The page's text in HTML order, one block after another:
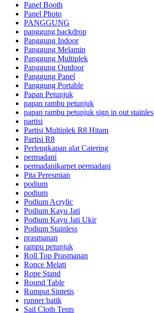
Panel Booth
Panel Photo
PANGGUNG
panggung backdrop
Panggung Indoor
Panggung Melamin
Panggung Multiplek
Panggung Outdoor
Panggung Panel
Panggung Portable
Papan Petunjuk
papan rambu petunjuk
papan rambu petunjuk sign in out stainles
partisi
Partisi Multiplek R8 Hitam
Partisi R8
Perlengkapan alat Catering
permadani
permadanikarpet permadani
Pita Peresmian
podium
podium
Podium Acrylic
Podium Kayu Jati
Podium Kayu Jati Ukir
Podium Stainless
prasmanan
rampu petunjuk
Roll Top Prasmanan
Ronce Melati
Rope Stand
Round Table
Rumput Sintetis
runner batik
Sail Cloth Tents